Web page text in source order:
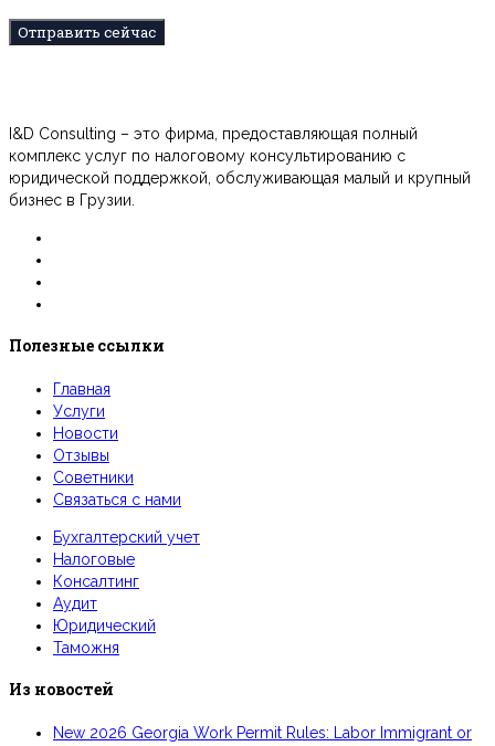
I&D Consulting – это фирма, предоставляющая полный
комплекс услуг по налоговому консультированию с
юридической поддержкой, обслуживающая малый и крупный
бизнес в Грузии.
Полезные ссылки
Главная
Услуги
Новости
Отзывы
Советники
Связаться с нами
Бухгалтерский учет
Налоговые
Консалтинг
Аудит
Юридический
Таможня
Из новостей
New 2026 Georgia Work Permit Rules: Labor Immigrant or